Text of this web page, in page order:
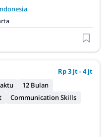
Rp 3 jt - 4 jt
12 Bulan
Communication Skills